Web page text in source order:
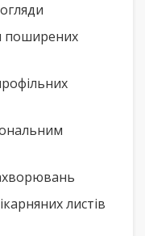
поширених
листів